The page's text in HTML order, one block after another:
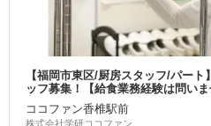
【福岡市東区/厨房スタッフ/パー
ッフ募集！【給食業務経験は問いま
ココファン香椎駅前
株式会社学研ココファン